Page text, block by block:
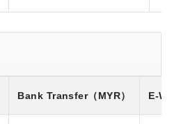
Bank Transfer（MYR） E-